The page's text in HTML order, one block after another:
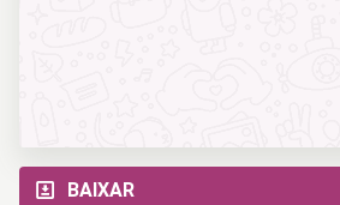
BAIXAR